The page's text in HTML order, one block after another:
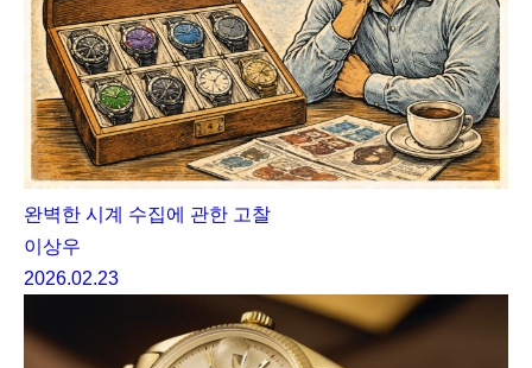
완벽한 시계 수집에 관한 고찰
이상우
2026.02.23